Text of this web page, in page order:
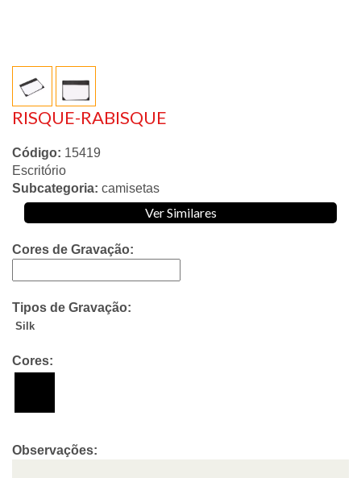
RISQUE-RABISQUE
Código: 15419
Escritório
Subcategoria: camisetas
Ver Similares
Cores de Gravação:
Tipos de Gravação:
Silk
Cores:
Observações: